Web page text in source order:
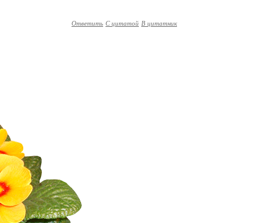
Ответить С цитатой В цитатник